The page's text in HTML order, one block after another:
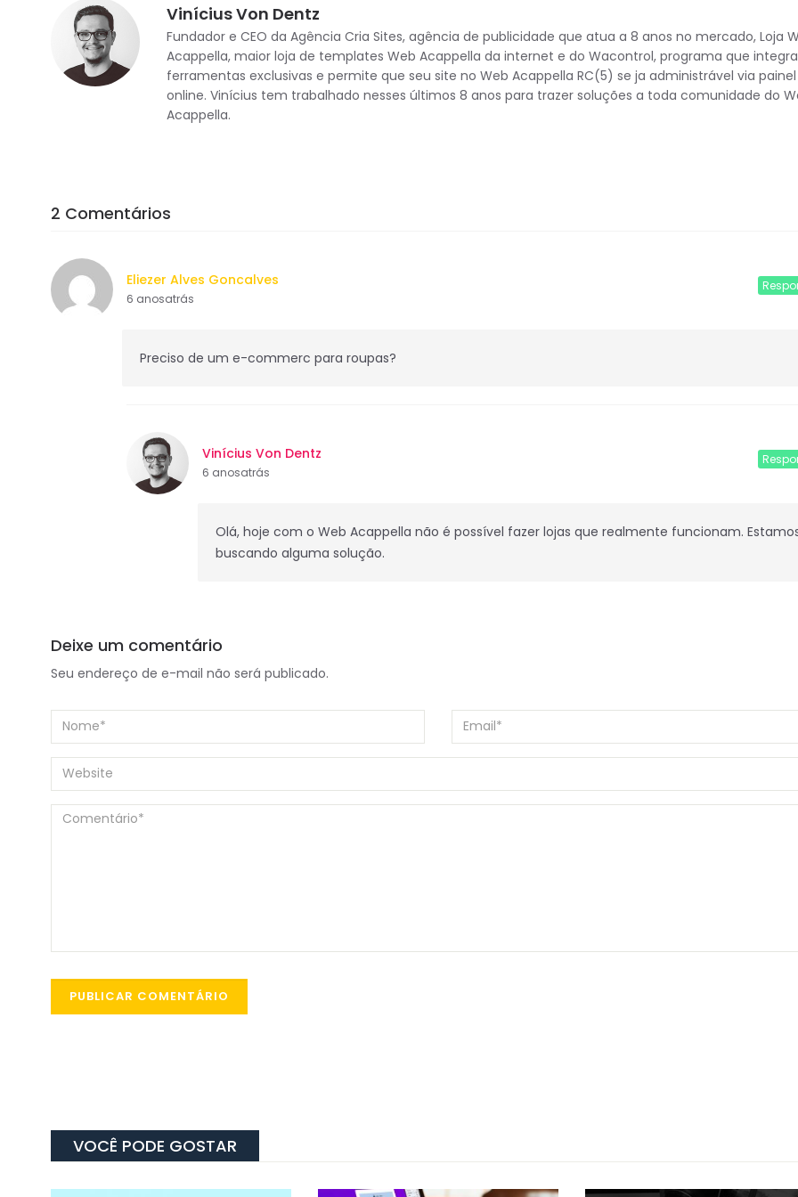
Vinícius Von Dentz
Fundador e CEO da Agência Cria Sites, agência de publicidade que atua a 8 anos no mercado, Loja
Acappella, maior loja de templates Web Acappella da internet e do Wacontrol, programa que integra
ferramentas exclusivas e permite que seu site no Web Acappella RC(5) se ja administrável via painel
online. Vinícius tem trabalhado nesses últimos 8 anos para trazer soluções a toda comunidade do
Acappella.
2 Comentários
Eliezer Alves Goncalves
6 anosatrás
Preciso de um e-commerc para roupas?
Vinícius Von Dentz
6 anosatrás
Olá, hoje com o Web Acappella não é possível fazer lojas que realmente funcionam.
buscando alguma solução.
Deixe um comentário
Seu endereço de e-mail não será publicado.
VOCÊ PODE GOSTAR